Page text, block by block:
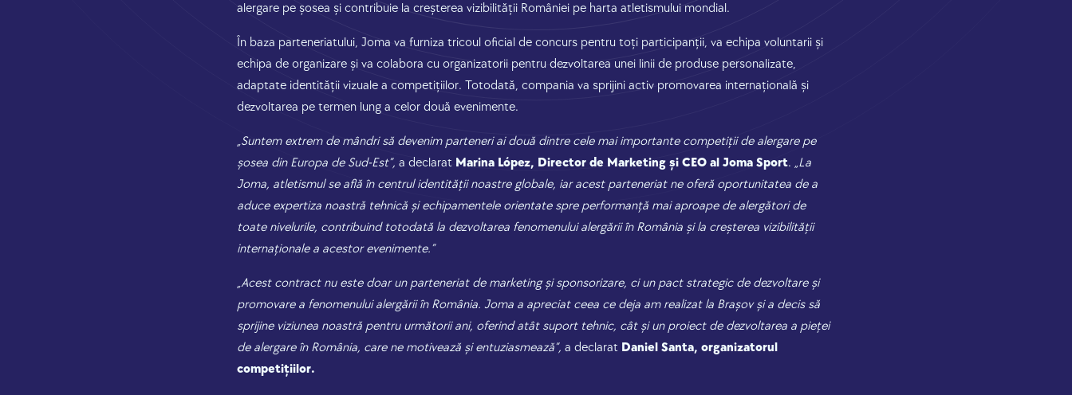
alergare pe șosea și contribuie la creșterea vizibilității României pe harta atletismului mondial.
În baza parteneriatului, Joma va furniza tricoul oficial de concurs pentru toți participanții, va echipa voluntarii și
echipa de organizare și va colabora cu organizatorii pentru dezvoltarea unei linii de produse personalizate,
adaptate identității vizuale a competițiilor. Totodată, compania va sprijini activ promovarea internațională și
dezvoltarea pe termen lung a celor două evenimente.
„Suntem extrem de mândri să devenim parteneri ai două dintre cele mai importante competiții de alergare pe
șosea din Europa de Sud-Est”, a declarat Marina López, Director de Marketing și CEO al Joma Sport. „La
Joma, atletismul se află în centrul identității noastre globale, iar acest parteneriat ne oferă oportunitatea de a
aduce expertiza noastră tehnică și echipamentele orientate spre performanță mai aproape de alergători de
toate nivelurile, contribuind totodată la dezvoltarea fenomenului alergării în România și la creșterea vizibilității
internaționale a acestor evenimente.”
„Acest contract nu este doar un parteneriat de marketing și sponsorizare, ci un pact strategic de dezvoltare și
promovare a fenomenului alergării în România. Joma a apreciat ceea ce deja am realizat la Brașov și a decis să
sprijine viziunea noastră pentru următorii ani, oferind atât suport tehnic, cât și un proiect de dezvoltarea a pieței
de alergare în România, care ne motivează și entuziasmează”, a declarat Daniel Santa, organizatorul
competițiilor.